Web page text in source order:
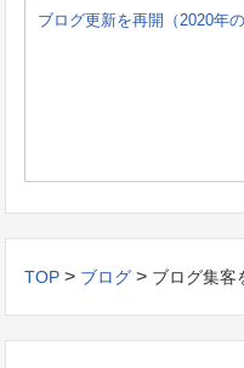
ブログ更新を再開（2020年
TOP > ブログ > ブログ集客